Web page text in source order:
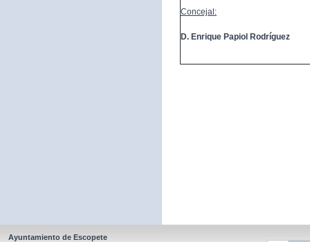
Concejal:
D. Enrique Papiol Rodríguez
Ayuntamiento de Escopete